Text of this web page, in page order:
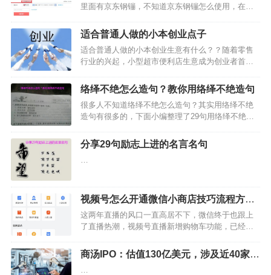
里面有京东钢镚，不知道京东钢镚怎么使用，在使
用条件有哪些，下面开淘小编来介绍一下京东钢镚
怎么使用？如何用你的京东钢镚支付购买商品的方
法教程分享。…
适合普通人做的小本创业点子
适合普通人做的小本创业生意有什么？？随着零售
行业的兴起，小型超市便利店生意成为创业者首选
快，不需要太大的现金流来支撑、一年半左右就能
回本。这对于拥有一部分闲置资金，想创业的投资
者来说简直是很好的创业…
络绎不绝怎么造句？教你用络绎不绝造句
很多人不知道络绎不绝怎么造句？其实用络绎不绝
造句有很多的，下面小编整理了29句用络绎不绝造
分享29句励志上进的名言名句
…
视频号怎么开通微信小商店技巧流程方法
分享
这两年直播的风口一直高居不下，微信终于也跟上
了直播热潮，视频号直播新增购物车功能，已经开
品，直播过程可以展示并售卖商品。视频号直播带
货无疑让更多创作者加入其中，同时也意味着视频
号功能的进一步完善，…
商汤IPO：估值130亿美元，涉及近40家机
…